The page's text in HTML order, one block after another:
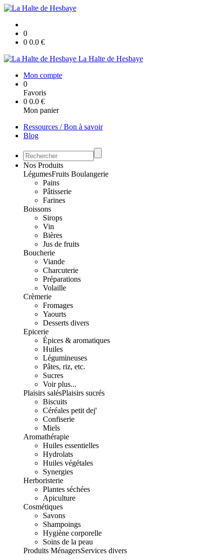
0
0 0.0 €
La Halte de Hesbaye
Mon compte
0
Favoris
0 0.0 €
Mon panier
Ressources / Bon à savoir
Blog
Nos Produits
LégumesFruits Boulangerie
Pains
Pâtisserie
Farines
Boissons
Sirops
Vin
Bières
Jus de fruits
Boucherie
Viande
Charcuterie
Préparations
Volaille
Crèmerie
Fromages
Yaourts
Desserts divers
Epicerie
Épices & aromatiques
Huiles
Légumineuses
Pâtes, riz, etc.
Sucres
Voir plus...
Plaisirs salésPlaisirs sucrés
Biscuits
Céréales petit dej'
Confiserie
Miels
Aromathérapie
Huiles essentielles
Hydrolats
Huiles végétales
Synergies
Herboristerie
Plantes séchées
Apiculture
Cosmétiques
Savons
Shampoings
Hygiène corporelle
Soins de la peau
Produits MénagersServices divers